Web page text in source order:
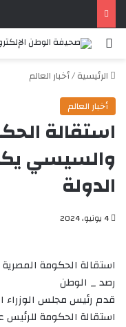
بحث عن
الرئيسية/أخبار العالم
أخبار العالم
استقالة
والسيسي
الدولة
4 يونيو، 2024
استقالة الحكومة
رصد _ الوطن
قدم رئيس مجلس الوزراء
استقالة الحكومة للرئيس